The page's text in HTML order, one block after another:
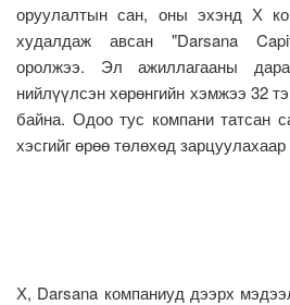
оруулалтын сан, оны эхэнд Х
худалдаж авсан "Darsana
оролжээ. Эл ажиллагааны
нийлүүлсэн хөрөнгийн хэмжээ 32
байна. Одоо тус компани татсан
хэсгийг өрөө төлөхөд
Х, Darsana компаниуд дээрх